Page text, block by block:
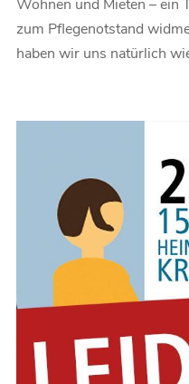
Wohnen und Mieten – ein
zum Pflegenotstand
haben wir uns natürlich